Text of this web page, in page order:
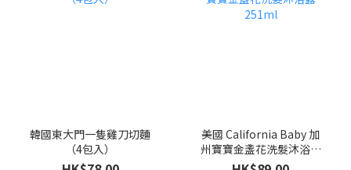
韓國東大門一隻雞刀切麵
（4包入）
美國 California Baby 加
州寶寶金盞花洗髮沐浴露
251ml